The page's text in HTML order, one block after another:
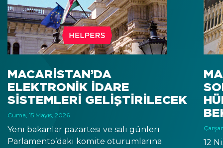
MACARISTAN’DA
ELEKTRONIK IDARE
SISTEMLERI GELIŞTIRILECEK
Cuma, 15 Mayıs, 2026
Yeni bakanlar pazartesi ve salı günleri
Parlamento’daki komite oturumlarına
12